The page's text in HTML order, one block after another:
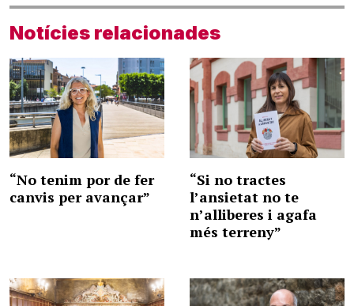
Notícies relacionades
“No tenim por de fer
canvis per avançar”
“Si no tractes
l’ansietat no te
n’alliberes i agafa
més terreny”